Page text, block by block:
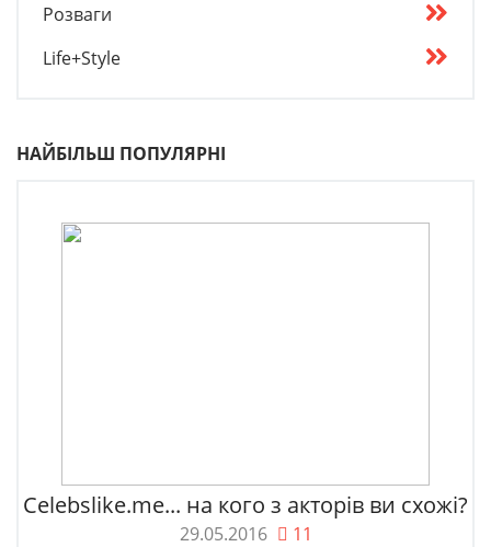
Розваги
Life+Style
НАЙБІЛЬШ ПОПУЛЯРНІ
Celebslike.me... на кого з акторів ви схожі?
29.05.2016 11